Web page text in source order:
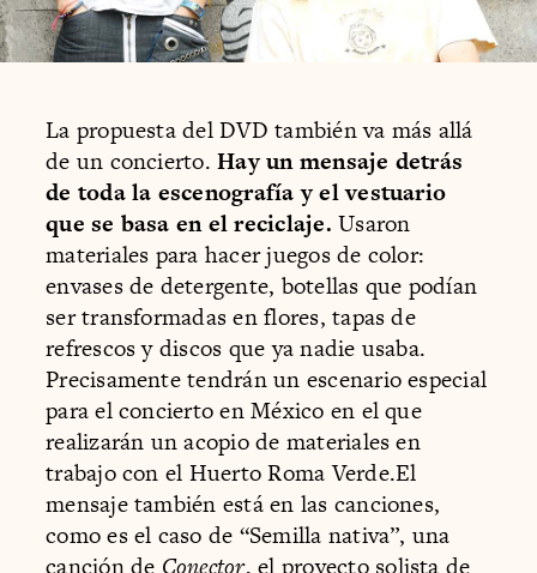
La propuesta del DVD también va más allá
de un concierto.Hay un mensaje detrás
de toda la escenografía y el vestuario
que se basa en el reciclaje. Usaron
materiales para hacer juegos de color:
envases de detergente, botellas que podían
ser transformadas en flores, tapas de
refrescos y discos que ya nadie usaba.
Precisamente tendrán un escenario especial
para el concierto en México en el que
realizarán un acopio de materiales en
trabajo con el Huerto Roma Verde.El
mensaje también está en las canciones,
como es el caso de “Semilla nativa”, una